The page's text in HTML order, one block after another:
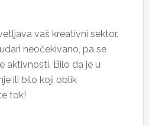
vaš kreativni sektor.
neočekivano, pa se
aktivnosti. Bilo da je u
ili bilo koji oblik
tok!